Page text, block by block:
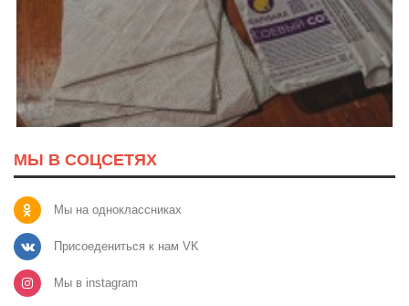
МЫ В СОЦСЕТЯХ
Мы на одноклассниках
Присоедениться к нам VK
Мы в instagram